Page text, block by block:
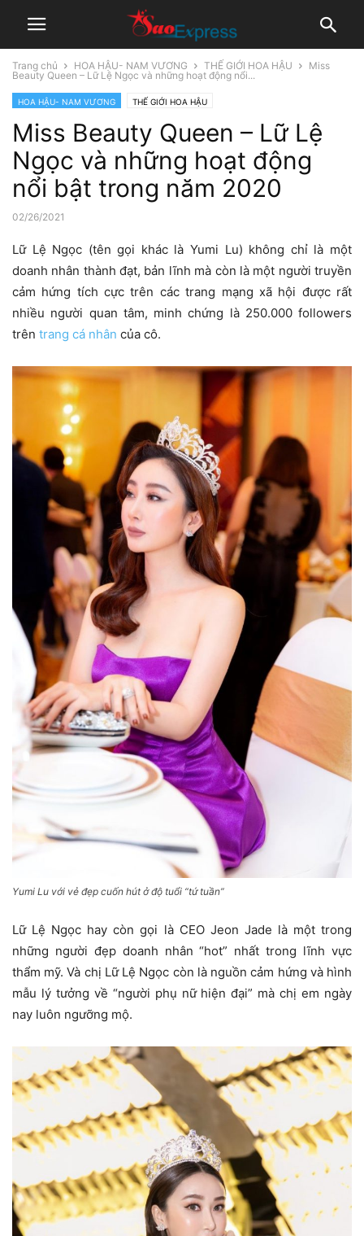
Trang chủ HOA HẬU- NAM VƯƠNG THẾ GIỚI HOA HẬU
Miss
Beauty Queen – Lữ Lệ Ngọc và những hoạt động nổi...
HOA HẬU- NAM VƯƠNG THẾ GIỚI HOA HẬU
Miss Beauty Queen – Lữ Lệ
Ngọc và những hoạt động
nổi bật trong năm 2020
02/26/2021
Lữ Lệ Ngọc (tên gọi khác là Yumi Lu) không chỉ là một
doanh nhân thành đạt, bản lĩnh mà còn là một người truyền
cảm hứng tích cực trên các trang mạng xã hội được rất
nhiều người quan tâm, minh chứng là 250.000 followers
trên trang cá nhân của cô.
Yumi Lu với vẻ đẹp cuốn hút ở độ tuổi “tứ tuần”
Lữ Lệ Ngọc hay còn gọi là CEO Jeon Jade là một trong
những người đẹp doanh nhân “hot” nhất trong lĩnh vực
thẩm mỹ. Và chị Lữ Lệ Ngọc còn là nguồn cảm hứng và hình
mẫu lý tưởng về “người phụ nữ hiện đại” mà chị em ngày
nay luôn ngưỡng mộ.